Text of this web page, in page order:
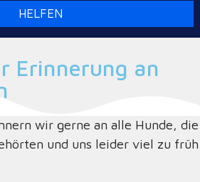
HELFEN
Erinnerung an
wir gerne an alle Hunde, die
und uns leider viel zu früh